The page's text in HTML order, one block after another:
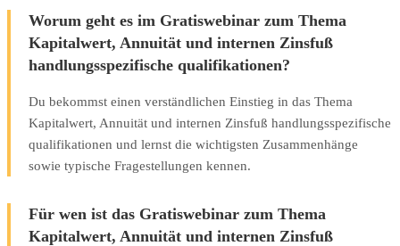
Worum geht es im Gratiswebinar zum Thema
Kapitalwert, Annuität und internen Zinsfuß
handlungsspezifische qualifikationen?
Du bekommst einen verständlichen Einstieg in das Thema
Kapitalwert, Annuität und internen Zinsfuß handlungsspezifische
qualifikationen und lernst die wichtigsten Zusammenhänge
sowie typische Fragestellungen kennen.
Für wen ist das Gratiswebinar zum Thema
Kapitalwert, Annuität und internen Zinsfuß